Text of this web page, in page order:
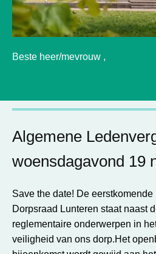
Beste heer/mevrouw ,
Algemene
woensdagavond 19
Save the date! De
Dorpsraad Lunteren staat naast
reglementaire onderwerpen in
veiligheid van ons dorp.Het